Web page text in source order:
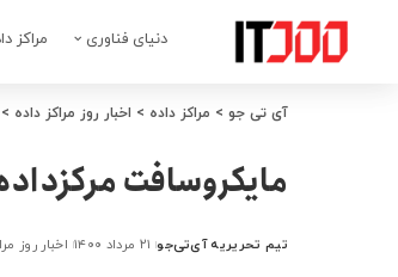
دنیای فناوری مراکز
آی تی جو > مراکز داده > اخبار روز مراکز داده >
مایکروسافت
ارسال
تیم تحریریه آی‌تی‌جو ۲۱ مرداد ۱۴۰۰ اخبار روز